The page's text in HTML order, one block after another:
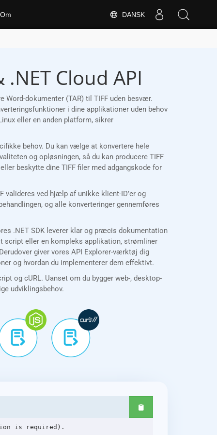
DANSK
Om
Cloud API
Word-dokumenter (TAR) til TIFF uden besvær.
i dine applikationer uden behov
eller en anden platform, sikrer
behov. Du kan vælge at konvertere hele
og opløsningen, så du kan producere TIFF
beskytte dine TIFF filer med adgangskode for
valideres ved hjælp af unikke klient-ID’er og
og alle konverteringer gennemføres
.NET SDK leverer klar og præcis dokumentation
script eller en kompleks applikation, strømliner
giver vores API Explorer-værktøj dig
og hvordan du implementerer dem effektivt.
og cURL. Uanset om du bygger web-, desktop-
udviklingsbehov.
is required).